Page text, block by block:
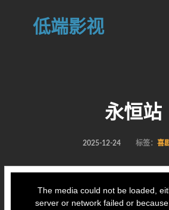
低端影视
永恒站
2025-12-24 标签： 喜
The media could not be loaded,
server or network failed or